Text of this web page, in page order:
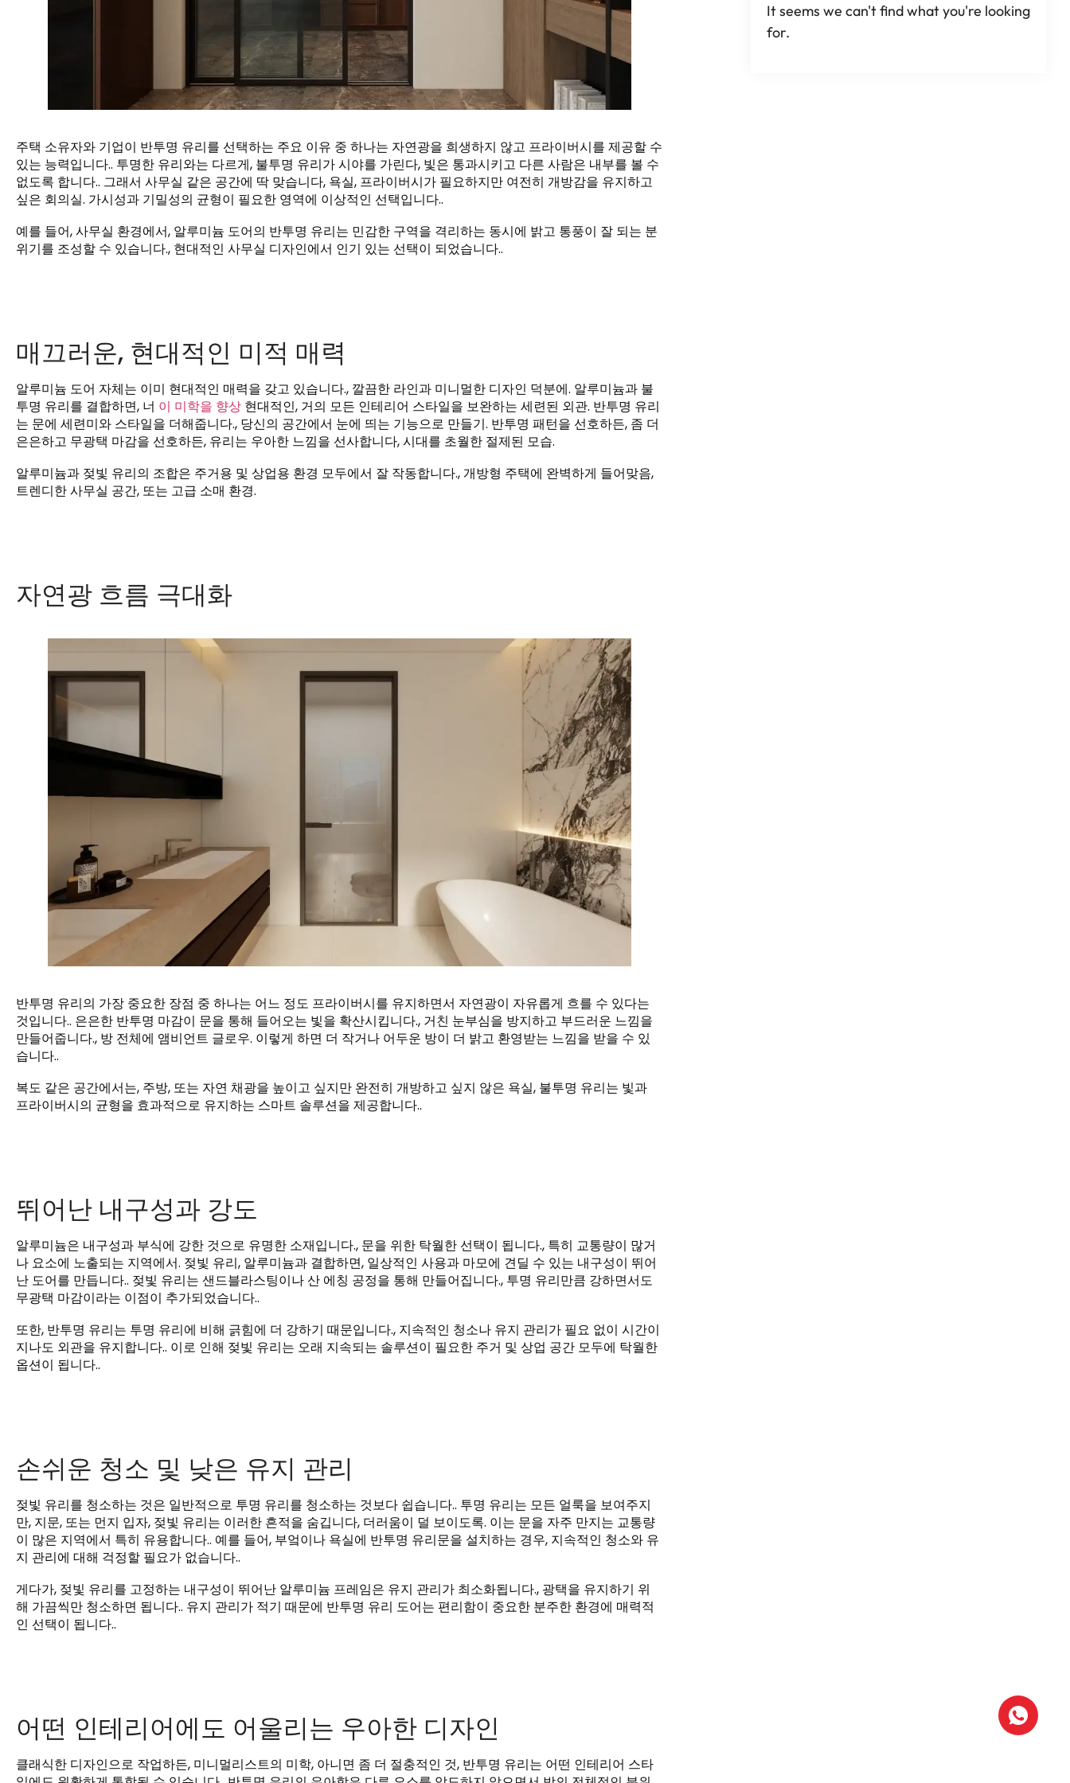
주택 소유자와 기업이 반투명 유리를 선택하는 주요 이유 중 하나는 자연광을 희생하지 않고 프라이버시를 제공할 수
있는 능력입니다.. 투명한 유리와는 다르게, 불투명 유리가 시야를 가린다, 빛은 통과시키고 다른 사람은 내부를 볼 수
없도록 합니다.. 그래서 사무실 같은 공간에 딱 맞습니다, 욕실, 프라이버시가 필요하지만 여전히 개방감을 유지하고
싶은 회의실. 가시성과 기밀성의 균형이 필요한 영역에 이상적인 선택입니다..
예를 들어, 사무실 환경에서, 알루미늄 도어의 반투명 유리는 민감한 구역을 격리하는 동시에 밝고 통풍이 잘 되는 분
위기를 조성할 수 있습니다., 현대적인 사무실 디자인에서 인기 있는 선택이 되었습니다..
매끄러운, 현대적인 미적 매력
알루미늄 도어 자체는 이미 현대적인 매력을 갖고 있습니다., 깔끔한 라인과 미니멀한 디자인 덕분에. 알루미늄과 불
투명 유리를 결합하면, 너 이 미학을 향상 현대적인, 거의 모든 인테리어 스타일을 보완하는 세련된 외관. 반투명 유리
는 문에 세련미와 스타일을 더해줍니다., 당신의 공간에서 눈에 띄는 기능으로 만들기. 반투명 패턴을 선호하든, 좀 더
은은하고 무광택 마감을 선호하든, 유리는 우아한 느낌을 선사합니다, 시대를 초월한 절제된 모습.
알루미늄과 젖빛 유리의 조합은 주거용 및 상업용 환경 모두에서 잘 작동합니다., 개방형 주택에 완벽하게 들어맞음,
트렌디한 사무실 공간, 또는 고급 소매 환경.
자연광 흐름 극대화
반투명 유리의 가장 중요한 장점 중 하나는 어느 정도 프라이버시를 유지하면서 자연광이 자유롭게 흐를 수 있다는
것입니다.. 은은한 반투명 마감이 문을 통해 들어오는 빛을 확산시킵니다., 거친 눈부심을 방지하고 부드러운 느낌을
만들어줍니다., 방 전체에 앰비언트 글로우. 이렇게 하면 더 작거나 어두운 방이 더 밝고 환영받는 느낌을 받을 수 있
습니다..
복도 같은 공간에서는, 주방, 또는 자연 채광을 높이고 싶지만 완전히 개방하고 싶지 않은 욕실, 불투명 유리는 빛과
프라이버시의 균형을 효과적으로 유지하는 스마트 솔루션을 제공합니다..
뛰어난 내구성과 강도
알루미늄은 내구성과 부식에 강한 것으로 유명한 소재입니다., 문을 위한 탁월한 선택이 됩니다., 특히 교통량이 많거
나 요소에 노출되는 지역에서. 젖빛 유리, 알루미늄과 결합하면, 일상적인 사용과 마모에 견딜 수 있는 내구성이 뛰어
난 도어를 만듭니다.. 젖빛 유리는 샌드블라스팅이나 산 에칭 공정을 통해 만들어집니다., 투명 유리만큼 강하면서도
무광택 마감이라는 이점이 추가되었습니다..
또한, 반투명 유리는 투명 유리에 비해 긁힘에 더 강하기 때문입니다., 지속적인 청소나 유지 관리가 필요 없이 시간이
지나도 외관을 유지합니다.. 이로 인해 젖빛 유리는 오래 지속되는 솔루션이 필요한 주거 및 상업 공간 모두에 탁월한
옵션이 됩니다..
손쉬운 청소 및 낮은 유지 관리
젖빛 유리를 청소하는 것은 일반적으로 투명 유리를 청소하는 것보다 쉽습니다.. 투명 유리는 모든 얼룩을 보여주지
만, 지문, 또는 먼지 입자, 젖빛 유리는 이러한 흔적을 숨깁니다, 더러움이 덜 보이도록. 이는 문을 자주 만지는 교통량
이 많은 지역에서 특히 유용합니다.. 예를 들어, 부엌이나 욕실에 반투명 유리문을 설치하는 경우, 지속적인 청소와 유
지 관리에 대해 걱정할 필요가 없습니다..
게다가, 젖빛 유리를 고정하는 내구성이 뛰어난 알루미늄 프레임은 유지 관리가 최소화됩니다., 광택을 유지하기 위
해 가끔씩만 청소하면 됩니다.. 유지 관리가 적기 때문에 반투명 유리 도어는 편리함이 중요한 분주한 환경에 매력적
인 선택이 됩니다..
어떤 인테리어에도 어울리는 우아한 디자인
클래식한 디자인으로 작업하든, 미니멀리스트의 미학, 아니면 좀 더 절충적인 것, 반투명 유리는 어떤 인테리어 스타
It seems we can't find what you're looking
for.